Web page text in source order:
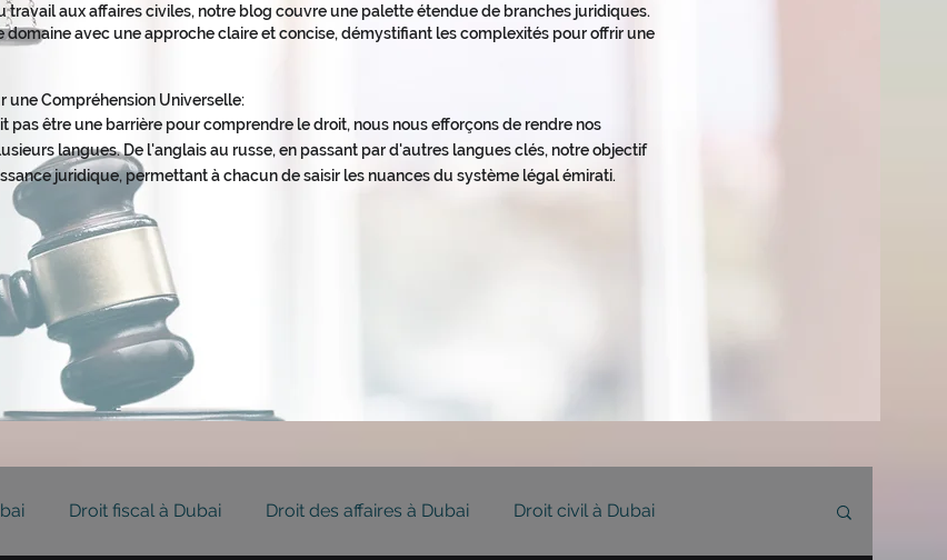
travail aux affaires civiles, notre blog couvre une palette étendue de branches juridiques.
domaine avec une approche claire et concise, démystifiant les complexités pour offrir une
Compréhension Universelle:
pas être une barrière pour comprendre le droit, nous nous efforçons de rendre nos
langues. De l'anglais au russe, en passant par d'autres langues clés, notre objectif
juridique, permettant à chacun de saisir les nuances du système légal émirati.
Droit fiscal à Dubai Droit des affaires à Dubai Droit civil à Dubai